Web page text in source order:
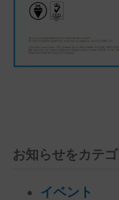
お知らせをカテ
イベント